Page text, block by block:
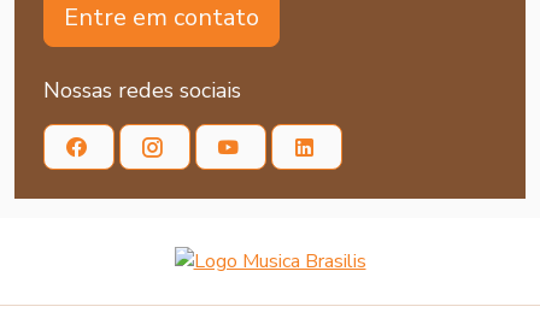
Entre em contato
Nossas redes sociais